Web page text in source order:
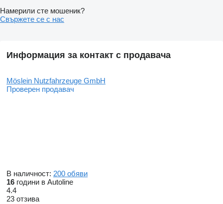
Намерили сте мошеник?
Свържете се с нас
Информация за контакт с продавача
Möslein Nutzfahrzeuge GmbH
Проверен продавач
В наличност: 200 обяви
16 години в Autoline
4.4
23 отзива